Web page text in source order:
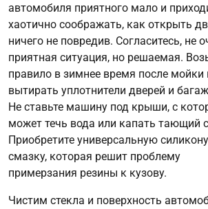
автомобиля приятного мало и
хаотично соображать, как открыть
ничего не повредив. Согласитесь, не
приятная ситуация, но решаемая.
правило в зимнее время после мойки
вытирать уплотнители дверей и
Не ставьте машину под крыши, с
может течь вода или капать тающий
Приобретите универсальную
смазку, которая решит проблему
примерзания резины к кузову.
Чистим стекла и поверхность